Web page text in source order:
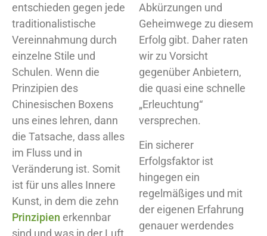
entschieden gegen jede
traditionalistische
Vereinnahmung durch
einzelne Stile und
Schulen. Wenn die
Prinzipien des
Chinesischen Boxens
uns eines lehren, dann
die Tatsache, dass alles
im Fluss und in
Veränderung ist. Somit
ist für uns alles Innere
Kunst, in dem die zehn
Prinzipien erkennbar
sind und was in der Luft
Abkürzungen und
Geheimwege zu diesem
Erfolg gibt. Daher raten
wir zu Vorsicht
gegenüber Anbietern,
die quasi eine schnelle
„Erleuchtung“
versprechen.
Ein sicherer
Erfolgsfaktor ist
hingegen ein
regelmäßiges und mit
der eigenen Erfahrung
genauer werdendes